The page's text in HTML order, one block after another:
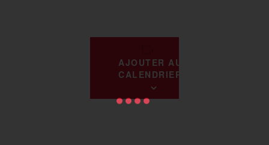
AJOUTER AU
CALENDRIER